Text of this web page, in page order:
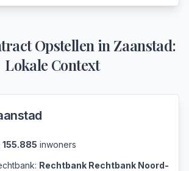
Opstellen in Zaanstad:
Lokale Context
155.885 inwoners
Rechtbank Rechtbank Noord-